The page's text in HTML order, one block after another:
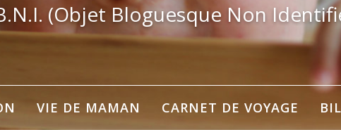
(Objet Bloguesque Non
VIE DE MAMAN CARNET DE VOYAGE